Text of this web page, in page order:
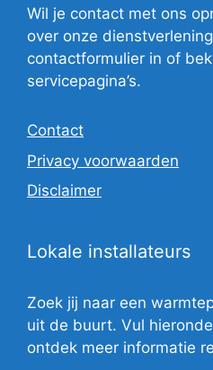
Wil je contact met ons
over onze
contactformulier in of
servicepagina’s.
Contact
Privacy voorwaarden
Disclaimer
Lokale installateurs
Zoek jij naar een
uit de buurt. Vul
ontdek meer informatie